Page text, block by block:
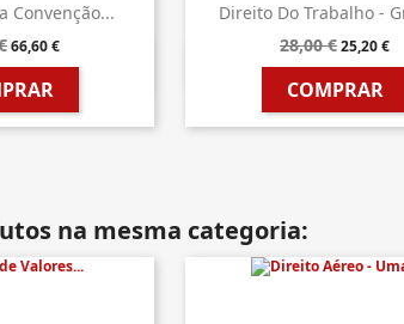
Convenção...
66,60 €
rápida
Direito Do Trabalho -
28,00 €25,20 €
COMPRAR
 Vista
na mesma categoria: